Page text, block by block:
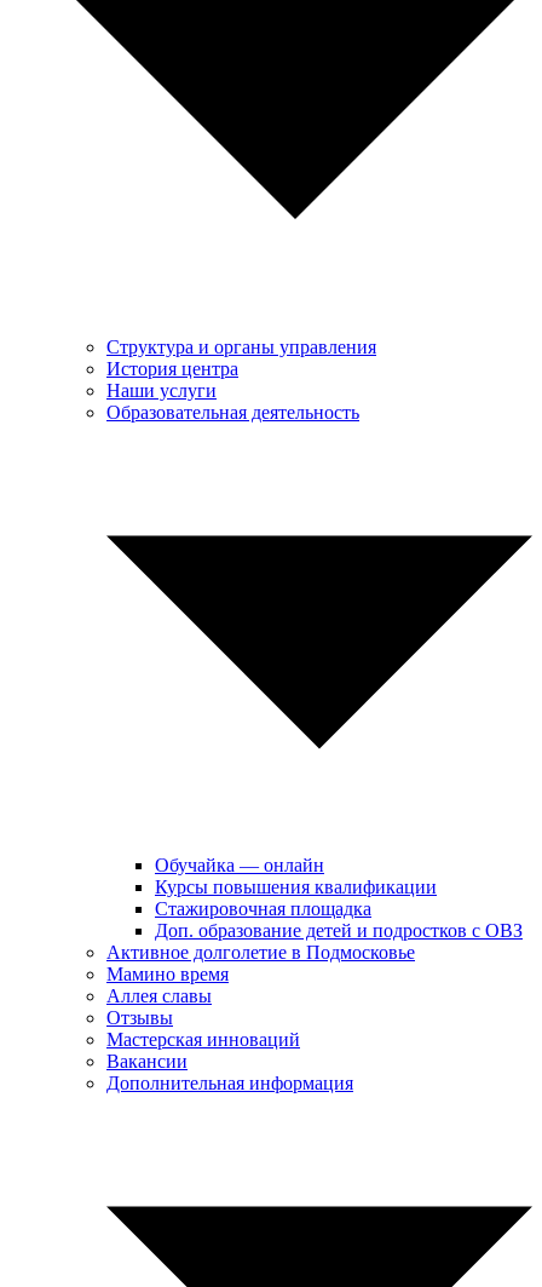
Структура и органы управления
История центра
Наши услуги
Образовательная деятельность
Обучайка — онлайн
Курсы повышения квалификации
Стажировочная площадка
Доп. образование детей и подростков с ОВЗ
Активное долголетие в Подмосковье
Мамино время
Аллея славы
Отзывы
Мастерская инноваций
Вакансии
Дополнительная информация